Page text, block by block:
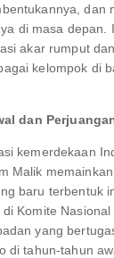
dan
di masa depan.
akar rumput
kelompok di
dan
kemerdekaan
Malik
baru terbentuk
Komite
yang
di tahun-tahun